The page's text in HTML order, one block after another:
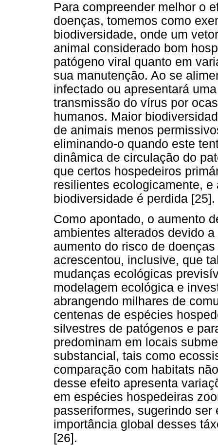
Para compreender melhor o
doenças, tomemos como
biodiversidade, onde um
animal considerado bom
patógeno viral quanto em
sua manutenção. Ao se
infectado ou apresentará
transmissão do vírus por
humanos. Maior
de animais menos
eliminando-o quando este
dinâmica de circulação do
que certos hospedeiros
resilientes ecologicamente,
biodiversidade é perdida [25].
Como apontado, o aumento
ambientes alterados devido
aumento do risco de
acrescentou, inclusive, que
mudanças ecológicas
modelagem ecológica e
abrangendo milhares de
centenas de espécies
silvestres de patógenos e
predominam em locais
substancial, tais como
comparação com habitats
desse efeito apresenta
em espécies hospedeiras
passeriformes, sugerindo
importância global desses
[26].